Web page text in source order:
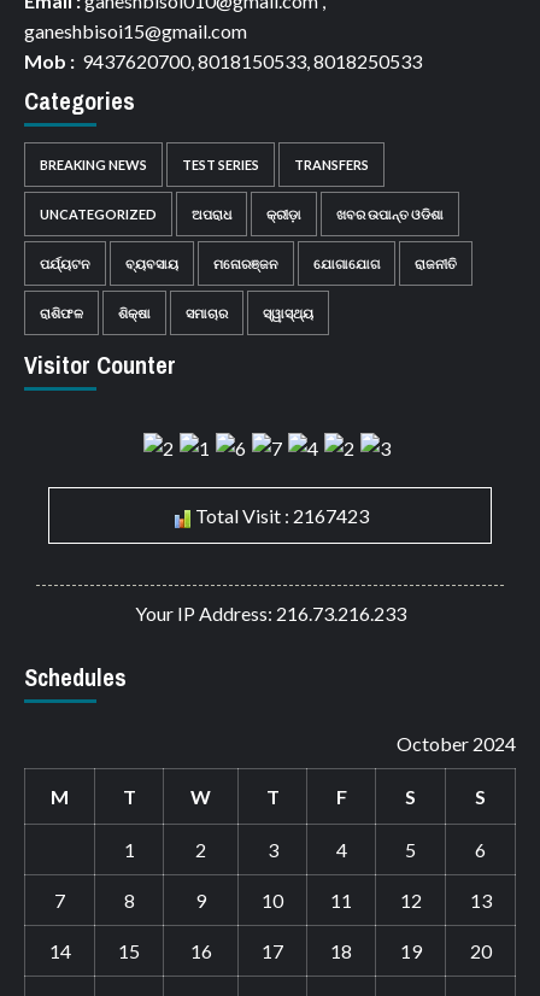
ganeshbisoi15@gmail.com
Mob : 9437620700, 8018150533, 8018250533
Categories
BREAKING NEWS TEST SERIES TRANSFERS
UNCATEGORIZED ଅପରାଧ କ୍ରୀଡ଼ା ଖବର ଉପାନ୍ତ ଓଡିଶା
ପର୍ଯ୍ୟଟନ ବ୍ୟବସାୟ ମନୋରଞ୍ଜନ ଯୋଗାଯୋଗ ରାଜନୀତି
ରାଶିଫଳ ଶିକ୍ଷା ସମାଚାର ସ୍ୱାସ୍ଥ୍ୟ
Visitor Counter
Total Visit : 2167423
Your IP Address: 216.73.216.233
Schedules
October 2024
M T W T F S S
1 2 3 4 5 6
7 8 9 10 11 12 13
14 15 16 17 18 19 20